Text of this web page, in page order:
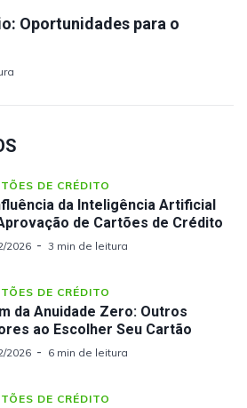
Oportunidades para o
DE CRÉDITO
da Inteligência Artificial
de Cartões de Crédito
2026 3 min de leitura
DE CRÉDITO
da Anuidade Zero: Outros
ao Escolher Seu Cartão
2026 6 min de leitura
DE CRÉDITO